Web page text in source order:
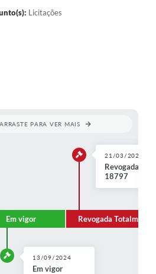
Licitações
PARA VER MAIS
Em vigor
13/09/2024
Em vigor
Revogada Totalmente
21/03/2025
Revogada
18797